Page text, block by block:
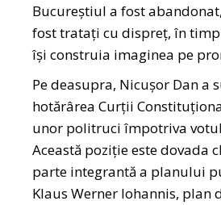
Bucureștiul a fost
fost tratați cu dispreț, în timp
își construia imaginea pe
Pe deasupra, Nicușor Dan a
hotărârea Curții
unor politruci împotriva
Această poziție este dovada
parte integrantă a planului
Klaus Werner Iohannis, plan